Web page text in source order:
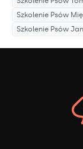
Szkolenie Psów
Szkolenie Psów